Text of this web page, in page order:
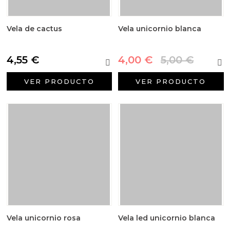
Vela de cactus
4,55 €
VER PRODUCTO
Vela unicornio blanca
4,00 € 5,00 €
VER PRODUCTO
Vela unicornio rosa Vela led unicornio blanca